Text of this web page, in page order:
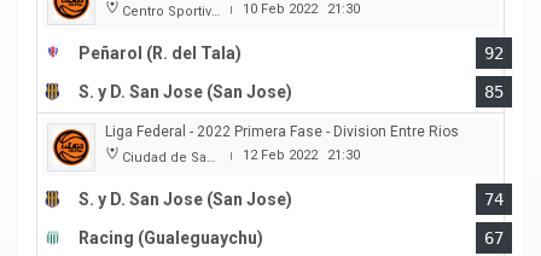
Centro Sportivo Peñarol | 10 Feb 2022 21:30
Peñarol (R. del Tala)
92
S. y D. San Jose (San Jose)
85
Liga Federal - 2022 Primera Fase - Division Entre Rios
Ciudad de San Jose | 12 Feb 2022 21:30
S. y D. San Jose (San Jose)
74
Racing (Gualeguaychu)
67